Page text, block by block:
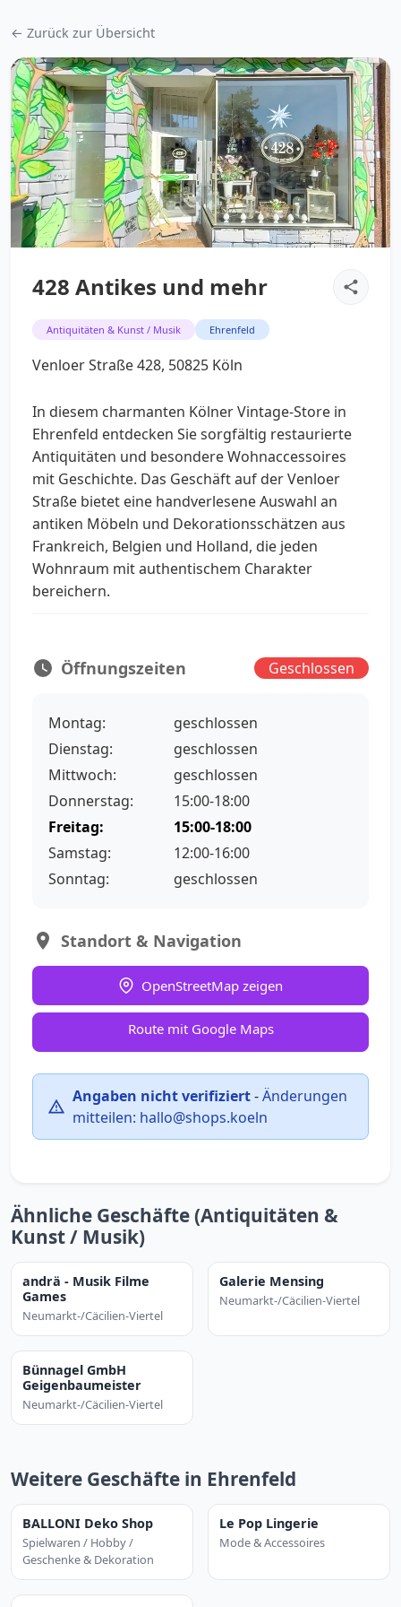
← Zurück zur Übersicht
428 Antikes und mehr
Antiquitäten & Kunst / Musik Ehrenfeld
Venloer Straße 428, 50825 Köln
In diesem charmanten Kölner Vintage-Store in
Ehrenfeld entdecken Sie sorgfältig restaurierte
Antiquitäten und besondere Wohnaccessoires
mit Geschichte. Das Geschäft auf der Venloer
Straße bietet eine handverlesene Auswahl an
antiken Möbeln und Dekorationsschätzen aus
Frankreich, Belgien und Holland, die jeden
Wohnraum mit authentischem Charakter
bereichern.
Öffnungszeiten Geschlossen
Montag:
geschlossen
Dienstag:
geschlossen
Mittwoch:
geschlossen
Donnerstag:
15:00-18:00
Freitag:
15:00-18:00
Samstag:
12:00-16:00
Sonntag:
geschlossen
Standort & Navigation
OpenStreetMap zeigen
Route mit Google Maps
Angaben nicht verifiziert-Änderungen
mitteilen: hallo@shops.koeln
Ähnliche Geschäfte (Antiquitäten &
Kunst / Musik)
andrä - Musik Filme
Games
Neumarkt-/Cäcilien-Viertel
Galerie Mensing
Neumarkt-/Cäcilien-Viertel
Bünnagel GmbH
Geigenbaumeister
Neumarkt-/Cäcilien-Viertel
Weitere Geschäfte in Ehrenfeld
BALLONI Deko Shop
Spielwaren / Hobby /
Geschenke & Dekoration
Le Pop Lingerie
Mode & Accessoires